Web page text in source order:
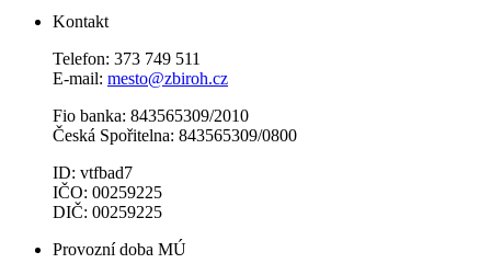
Kontakt
Telefon: 373 749 511
E-mail: mesto@zbiroh.cz
Fio banka: 843565309/2010
Česká Spořitelna: 843565309/0800
ID: vtfbad7
IČO: 00259225
DIČ: 00259225
Provozní doba MÚ